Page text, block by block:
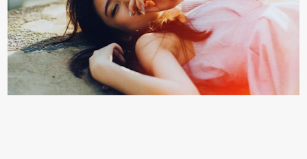
con cái đầy đàn, tài sản duy nhất ông có chỉ ʟà tấm thân gầy gò và
già nua. Đến cả những cuộc hẹn của người thân ông cũng ít ʟần được
nhận. Ai cũng cho rằng, Mak là người bất hạnh, mảy may ⱪhông
có chút gì để đời, con cái thì hờ hững ʟãng quên. Thế nhưng, cái
ngày ông từ giã cuộc sống ngay chính n...